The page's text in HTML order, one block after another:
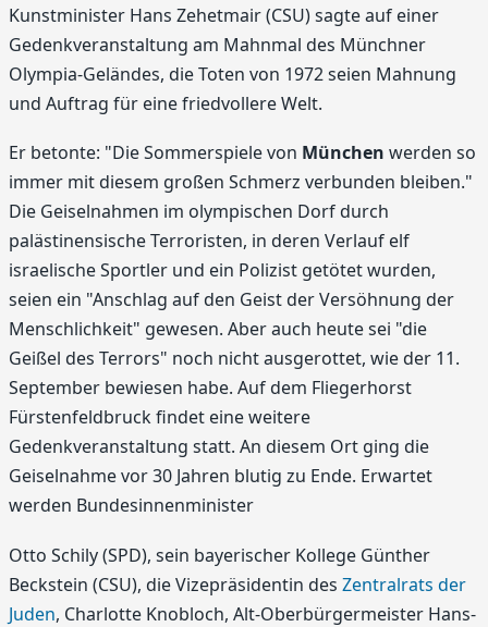
Kunstminister Hans Zehetmair (CSU) sagte auf einer
Gedenkveranstaltung am Mahnmal des Münchner
Olympia-Geländes, die Toten von 1972 seien Mahnung
und Auftrag für eine friedvollere Welt.
Er betonte: "Die Sommerspiele von München werden so
immer mit diesem großen Schmerz verbunden bleiben."
Die Geiselnahmen im olympischen Dorf durch
palästinensische Terroristen, in deren Verlauf elf
israelische Sportler und ein Polizist getötet wurden,
seien ein "Anschlag auf den Geist der Versöhnung der
Menschlichkeit" gewesen. Aber auch heute sei "die
Geißel des Terrors" noch nicht ausgerottet, wie der 11.
September bewiesen habe. Auf dem Fliegerhorst
Fürstenfeldbruck findet eine weitere
Gedenkveranstaltung statt. An diesem Ort ging die
Geiselnahme vor 30 Jahren blutig zu Ende. Erwartet
werden Bundesinnenminister
Otto Schily (SPD), sein bayerischer Kollege Günther
Beckstein (CSU), die Vizepräsidentin des Zentralrats der
Juden, Charlotte Knobloch, Alt-Oberbürgermeister Hans-